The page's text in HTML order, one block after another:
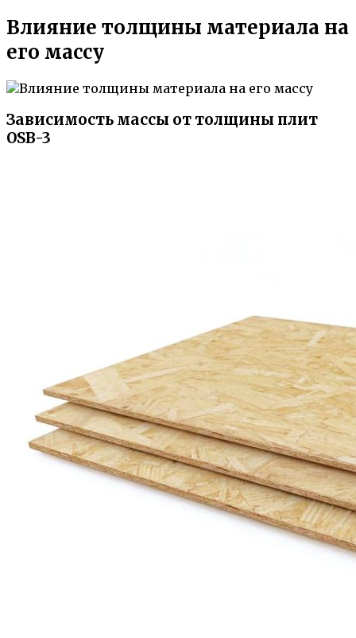
Влияние толщины материала на
его массу
Зависимость массы от толщины плит
OSB-3